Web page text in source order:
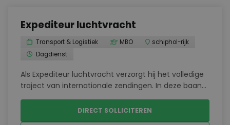
Expediteur luchtvracht
Transport & Logistiek MBO
schiphol-rijk
Dagdienst
Als Expediteur luchtvracht verzorgt hij het volledige
traject van internationale zendingen. In deze baan
werkt hij samen met vervoerders, leveranciers en
buitenlandse agenten om alles soepel te laten
verlopen.Aannemen en afhandelen van
DIRECT SOLLICITEREN